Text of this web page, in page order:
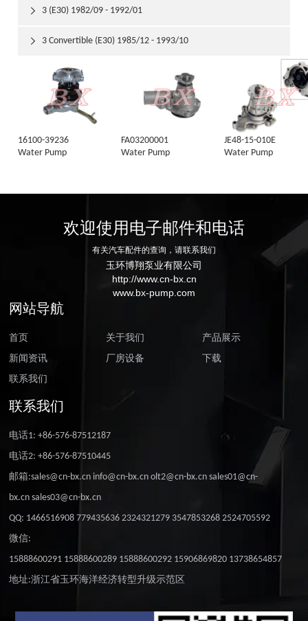
3 (E30) 1982/09 - 1992/01

3 Convertible (E30) 1985/12 - 1993/10

16100-39236
Water Pump
FA03200001
Water Pump
JE48-15-010E
Water Pump
欢迎使用电子邮件和电话
有关汽车配件的查询，请联系我们
玉环博翔泵业有限公司
http://www.cn-bx.cn
www.bx-pump.com
网站导航
首页 关于我们
产品展示
新闻资讯
厂房设备
下载
联系我们
联系我们
电话1: +86-576-87512187
电话2: +86-576-87510445
邮箱:sales@cn-bx.cn info@cn-bx.cn olt2@cn-bx.cn sales01@cn-
bx.cn sales03@cn-bx.cn
QQ: 1466516908 779435636 2324321279 3547853268 2524705592
微信:
15888600291 15888600289 15888600292 15906869820 13738654857
地址:浙江省玉环海洋经济转型升级示范区